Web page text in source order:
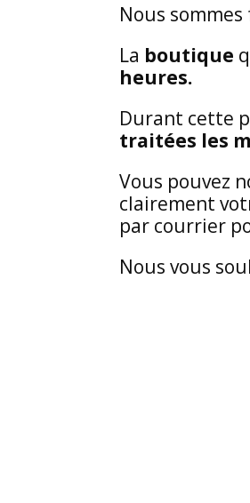
Nous
La boutique
heures.
Durant cette
traitées les
Vous pouvez
clairement
par courrier
Nous vous